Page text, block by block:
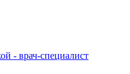
- врач-специалист